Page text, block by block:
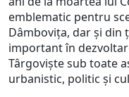
emblematic pentru
Dâmbovița, dar și din
important în
Târgoviște sub toate
urbanistic, politic și